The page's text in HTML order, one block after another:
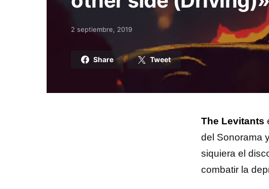
Posted on
2 septiembre, 2019
Share Tweet
The Levitants
del Sonorama
siquiera el
combatir la